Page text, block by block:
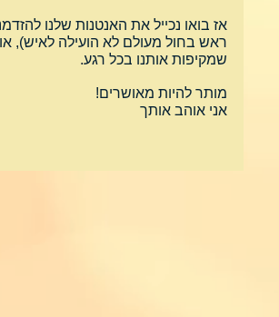
אז בואו נכייל את האנטנות שלנו
ראש בחול מעולם לא הועילה לאיש),
שמקיפות אותנו בכל רגע.
מותר להיות מאושרים!
אני אוהב אותך